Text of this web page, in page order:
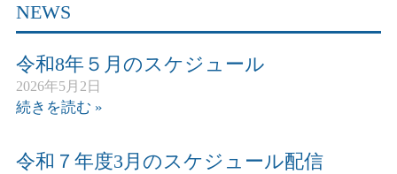
NEWS
令和8年５月のスケジュール
2026年5月2日
続きを読む »
令和７年度3月のスケジュール配信